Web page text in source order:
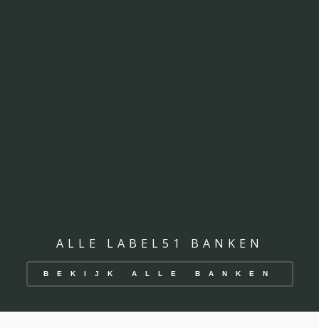
ALLE LABEL51 BANKEN
BEKIJK ALLE BANKEN